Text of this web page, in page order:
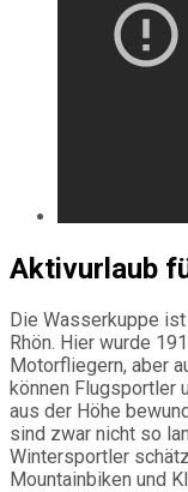
Aktivurlaub
Die Wasserkuppe
Rhön. Hier wurde
Motorfliegern, aber
können Flugsportler
aus der Höhe
sind zwar nicht so
Wintersportler
Mountainbiken und